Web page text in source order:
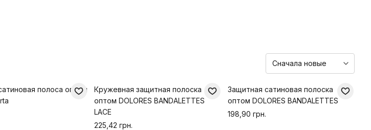
полоса оптом
Кружевная защитная полоска
оптом DOLORES BANDALETTES
LACE
225,42 грн.
Защитная сатиновая полоска
оптом DOLORES BANDALETTES
198,90 грн.